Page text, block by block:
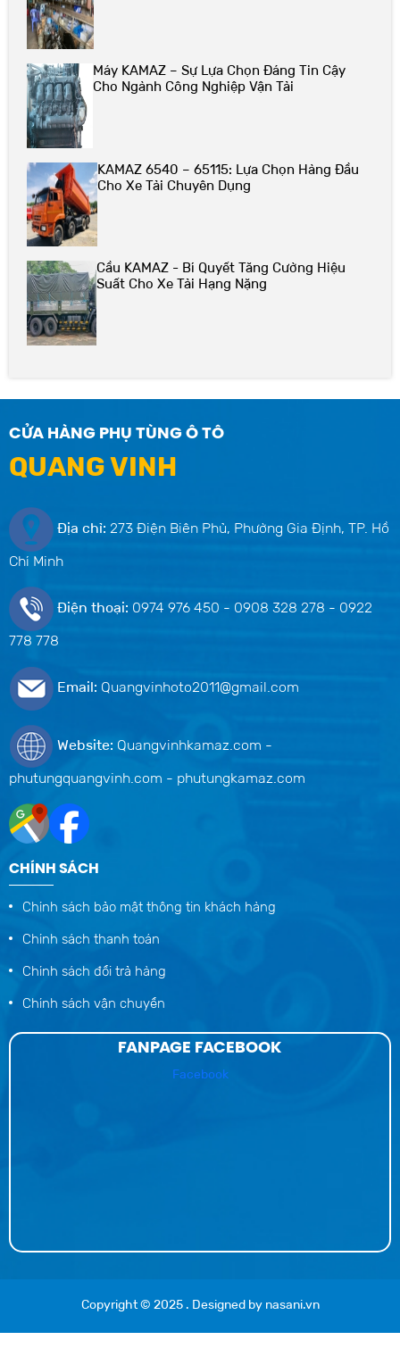
Máy KAMAZ – Sự Lựa Chọn Đáng Tin Cậy
Cho Ngành Công Nghiệp Vận Tải
KAMAZ 6540 – 65115: Lựa Chọn Hàng Đầu
Cho Xe Tải Chuyên Dụng
Cầu KAMAZ - Bí Quyết Tăng Cường Hiệu
Suất Cho Xe Tải Hạng Nặng
CỬA HÀNG PHỤ TÙNG Ô TÔ
QUANG VINH
Địa chỉ: 273 Điện Biên Phủ, Phường Gia Định, TP. Hồ
Chí Minh
Điện thoại: 0974 976 450 - 0908 328 278 - 0922
778 778
Email: Quangvinhoto2011@gmail.com
Website: Quangvinhkamaz.com -
phutungquangvinh.com - phutungkamaz.com
CHÍNH SÁCH
Chính sách bảo mật thông tin khách hàng
Chính sách thanh toán
Chính sách đổi trả hàng
Chính sách vận chuyển
FANPAGE FACEBOOK
Facebook
Copyright © 2025 . Designed by nasani.vn